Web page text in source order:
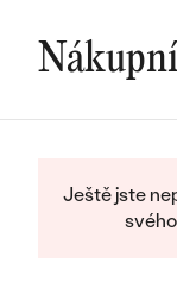
BLOG
Ještě jste